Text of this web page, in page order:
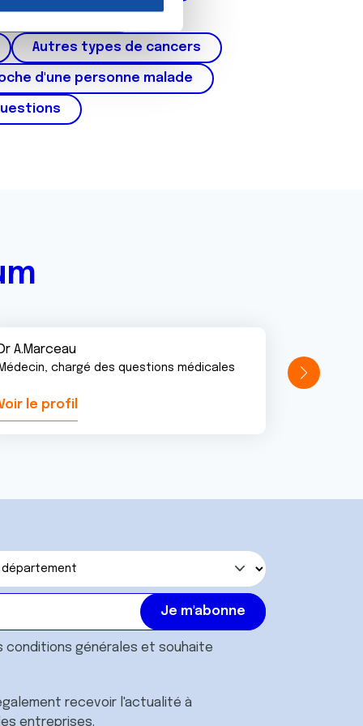
informations que
du testicule
Autres types de cancers
d'une personne malade
A.Marceau
chargé des questions médicales
le profil
conditions générales et souhaite
recevoir l'actualité à
entreprises.